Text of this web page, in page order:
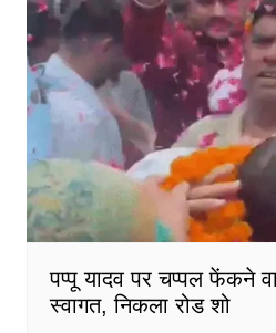
पप्पू यादव पर चप्पल फेंकने
स्वागत, निकला रोड शो